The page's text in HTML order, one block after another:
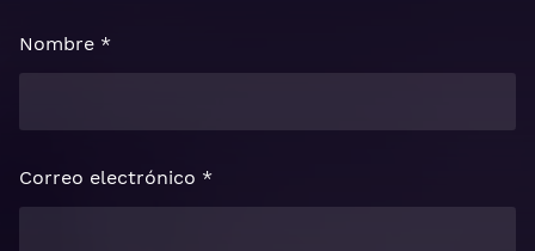
Nombre *
Correo electrónico *